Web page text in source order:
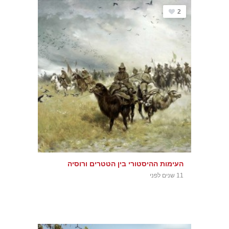
2
העימות ההיסטורי בין הטטרים ורוסיה
11 שנים לפני